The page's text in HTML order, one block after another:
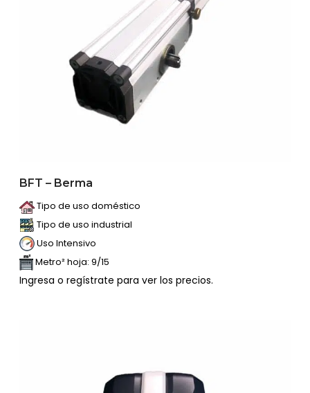
BFT – Berma
Tipo de uso doméstico
Tipo de uso industrial
Uso Intensivo
Metro² hoja: 9/15
Ingresa o regístrate para ver los precios.